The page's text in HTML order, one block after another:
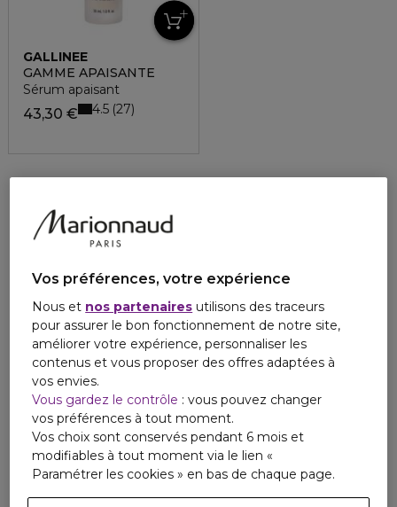
GALLINEE
GAMME APAISANTE
Sérum apaisant
43,30 € 4.5 27
Vos préférences, votre expérience
Nous et nos partenaires utilisons des traceurs
pour assurer le bon fonctionnement de notre site,
améliorer votre expérience, personnaliser les
contenus et vous proposer des offres adaptées à
vos envies.
Vous gardez le contrôle : vous pouvez changer
vos préférences à tout moment.
Vos choix sont conservés pendant 6 mois et
modifiables à tout moment via le lien «
Paramétrer les cookies » en bas de chaque page.